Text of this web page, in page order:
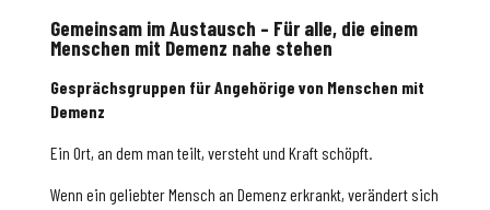
Gemeinsam im Austausch – Für alle, die einem
Menschen mit Demenz nahe stehen
Gesprächsgruppen für Angehörige von Menschen mit
Demenz
Ein Ort, an dem man teilt, versteht und Kraft schöpft.
Wenn ein geliebter Mensch an Demenz erkrankt, verändert sich